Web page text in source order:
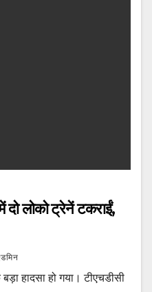
दो लोको ट्रेनें टकराईं,
हादसा हो गया। टीएचडीसी